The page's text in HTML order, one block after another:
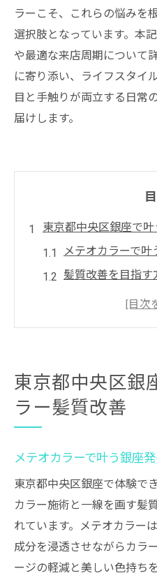
ラーこそ、これらの悩みを
選択肢となっています。本
や最適な来店周期について
に寄り添い、ライフスタイ
目と手触りが両立する日常
届けします。
東京都中央区銀座で
メテオカラーで
髪質改善を目指す
果
髪質改善に最適な
メテオカラーで髪
うねりやパサつき
ラー
カラー褪色もケア
談
メテオカラーが支
東京都中央区銀
ラー髪質改善
メテオカラーで叶う銀座
東京都中央区銀座で体験で
カラー施術と一線を画す髪
れています。メテオカラー
成分を浸透させながらカラ
ージの軽減と美しい色持ち